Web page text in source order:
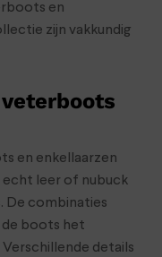
en
zijn vakkundig
en enkellaarzen
echt leer of nubuck
De combinaties
de boots het
details